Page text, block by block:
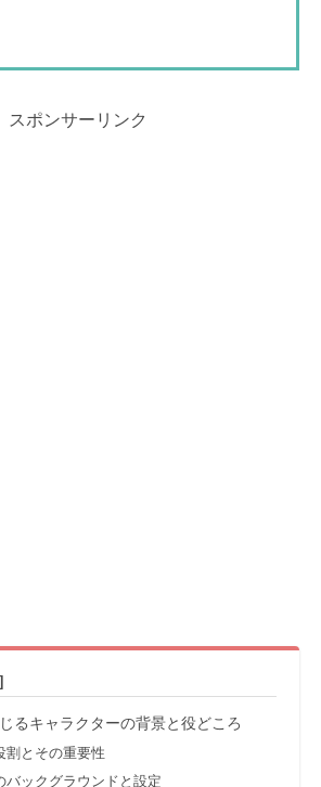
スポンサーリンク
るキャラクターの背景と役どころ
割とその重要性
バックグラウンドと設定